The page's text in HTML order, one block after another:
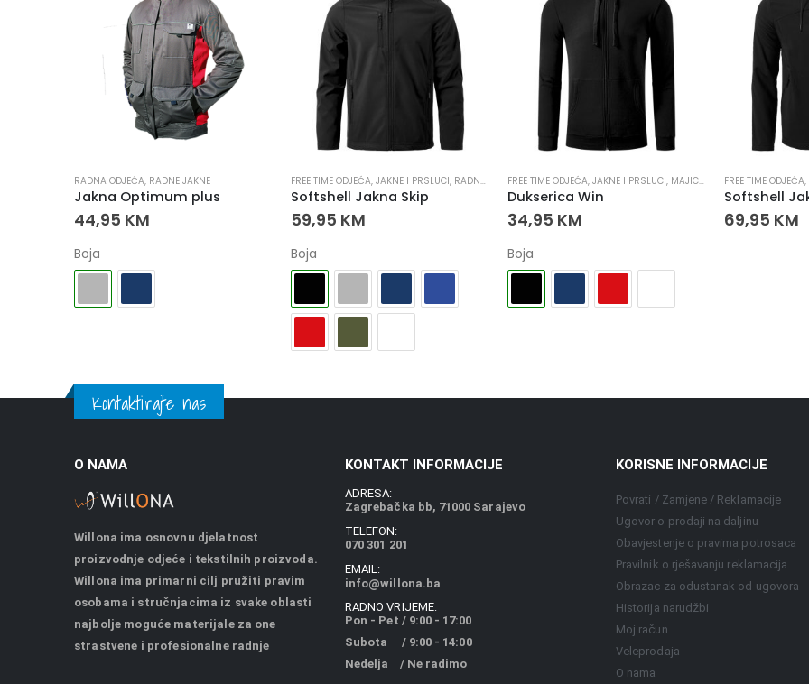
FREE TIME ODJEĆA,JAKNE I PRSLUCI , RADNE JAKNE
Softshell Jakna Skip
59,95 KM
Boja
FREE TIME ODJEĆA, JAKNE I PRSLUCI, MAJICE I DUKSERICE ,MAJICE I DUKSERICE,RADNA ODJEĆA
Dukserica Win
34,95 KM
Boja
FREE TIME ODJEĆA, JAKNE I PRSLUCI, RADNA ODJEĆA , RADNE JAKNE
Softshell Jakna Nitro
69,95 KM
FREE TIME ODJEĆA,
Termo
99,95 KM
Kontaktirajte nas
O NAMA
Willona ima osnovnu djelatnost
proizvodnje odjeće i tekstilnih proizvoda.
Willona ima primarni cilj pružiti pravim
osobama i stručnjacima iz svake oblasti
najbolje moguće materijale za one
strastvene i profesionalne radnje
KONTAKT INFORMACIJE
ADRESA:
Zagrebačka bb, 71000 Sarajevo
TELEFON:
070 301 201
EMAIL:
info@willona.ba
RADNO VRIJEME:
Pon - Pet / 9:00 - 17:00
Subota / 9:00 - 14:00
Nedelja / Ne radimo
KORISNE INFORMACIJE
Povrati / Zamjene / Reklamacije
Ugovor o prodaji na daljinu
Obavjestenje o pravima potrosaca
Pravilnik o rješavanju reklamacija
Obrazac za odustanak od ugovora
Historija narudžbi
Moj račun
Veleprodaja
O nama